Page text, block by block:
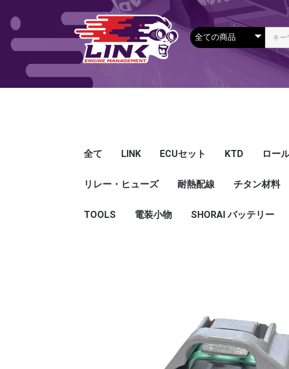
全て LINK
Plug-in ECU Honda
Mazda
Mitsubishi
Nissan
Subaru
Toyota
その他
Wire-in ECU G5
G4X
G4＋
PDM
ECUアクセサリー Looms and
Mapセンサー
温度センサー
その他セン
Exhaust
CAN EGT
DI Driver
Ignition
Injection
Peripherals
Tuning Tools
E-Throttle
Driver
CAN Keypad
Apparel Hat
T-shirts
Foodies
ECUセット KTD
Looms
センサー
Ignition Coil
クラセン
サージタンク
EXマニ
燃料
電スロ
シリコンホース
エンジンハー
ハーネスラベル
エアクリーナー
スイッチ
アダプタ類
その他
ロー
リレー・ヒューズ
リレー
リレーBOX
ヒューズケース
ブレーカー式ブレード
ブレーカー
耐熱配線
ETFE
FEP
チタン材料
TOOLS 電装小物 SHORAI バッテリー